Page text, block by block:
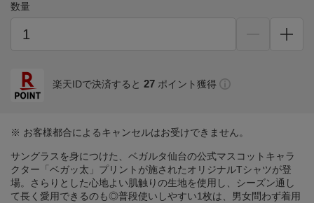
数量
楽天IDで決済すると 27 ポイント獲得
※ お客様都合によるキャンセルはお受けできません。
サングラスを身につけた、ベガルタ仙台の公式マスコットキャラ
クター「ベガッ太」プリントが施されたオリジナルTシャツが登
場。さらりとした心地よい肌触りの生地を使用し、シーズン通し
て長く愛用できるのも◎普段使いしやすい1枚は、男女問わず着用